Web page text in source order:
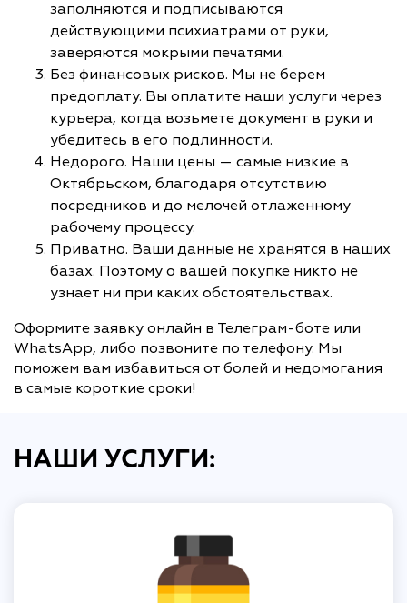
заполняются и подписываются
действующими психиатрами от руки,
заверяются мокрыми печатями.
Без финансовых рисков. Мы не берем
предоплату. Вы оплатите наши услуги через
курьера, когда возьмете документ в руки и
убедитесь в его подлинности.
Недорого. Наши цены — самые низкие в
Октябрьском, благодаря отсутствию
посредников и до мелочей отлаженному
рабочему процессу.
Приватно. Ваши данные не хранятся в наших
базах. Поэтому о вашей покупке никто не
узнает ни при каких обстоятельствах.
Оформите заявку онлайн в Телеграм-боте или
WhatsApp, либо позвоните по телефону. Мы
поможем вам избавиться от болей и недомогания
в самые короткие сроки!
НАШИ УСЛУГИ: